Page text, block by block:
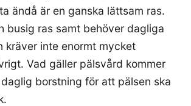
ändå är en ganska lättsam ras.
busig ras samt behöver dagliga
kräver inte enormt mycket
Vad gäller pälsvård kommer
borstning för att pälsen ska